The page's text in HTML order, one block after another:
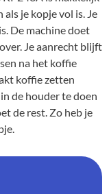
je kopje vol is. Je
De machine doet
Je aanrecht blijft
na het koffie
koffie zetten
de houder te doen
de rest. Zo heb je